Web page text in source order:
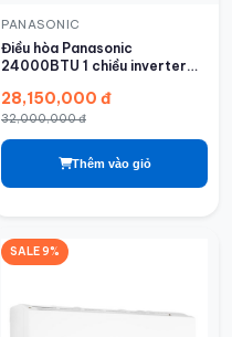
PANASONIC
Điều hòa Panasonic
24000BTU 1 chiều inverter
28,150,000 đ
32,000,000 đ
Thêm vào giỏ
SALE 9%